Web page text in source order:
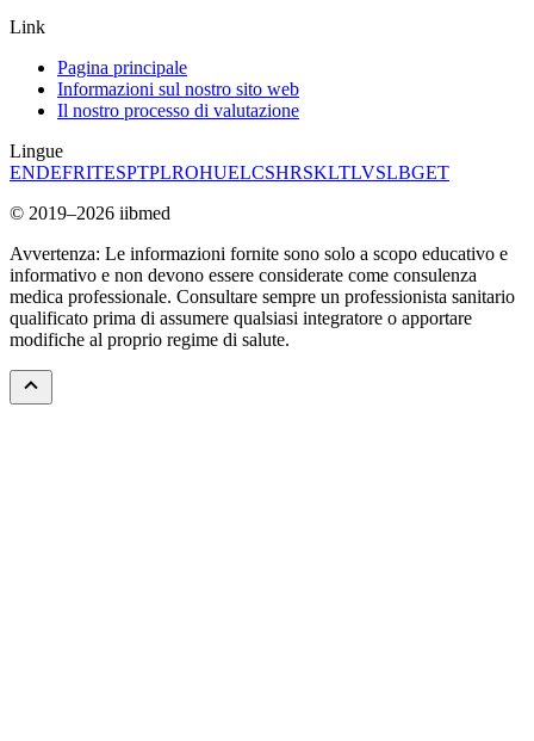
Link
Pagina principale
Informazioni sul nostro sito web
Il nostro processo di valutazione
Lingue
ENDEFRITESPTPLROHUELCSHRSKLTLVSLBGET
© 2019–2026 iibmed
Avvertenza: Le informazioni fornite sono solo a scopo educativo e
informativo e non devono essere considerate come consulenza
medica professionale. Consultare sempre un professionista sanitario
qualificato prima di assumere qualsiasi integratore o apportare
modifiche al proprio regime di salute.